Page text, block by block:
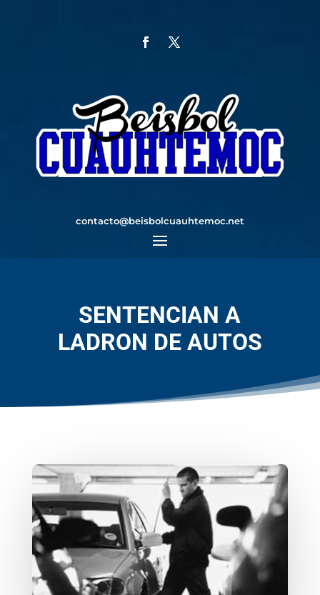
contacto@beisbolcuauhtemoc.net
SENTENCIAN A
LADRON DE AUTOS